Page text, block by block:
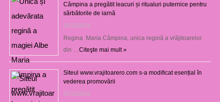
Câmpina a pregătit leacuri și ritualuri puternice pentru
sărbătorile de iarnă
26/12/2023
Regina Maria Câmpina, unica regină a vrăjitoarelor
din … Citeşte mai mult »
Siteul www.vrajitoarero.com s-a modificat esențial în
vederea promovării
07/12/2023